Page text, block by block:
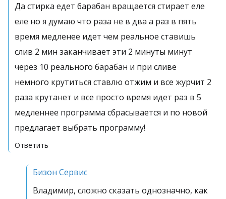
Да стирка едет барабан вращается стирает еле
еле но я думаю что раза не в два а раз в пять
время медленее идет чем реальное ставишь
слив 2 мин заканчивает эти 2 минуты минут
через 10 реального барабан и при сливе
немного крутиться ставлю отжим и все журчит 2
раза крутанет и все просто время идет раз в 5
медленнее программа сбрасывается и по новой
предлагает выбрать программу!
Ответить
Бизон Сервис
Владимир, сложно сказать однозначно, как